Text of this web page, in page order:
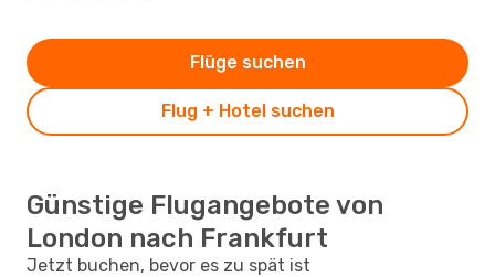
Flug + Hotel suchen
Flüge suchen
Günstige Flugangebote von
London nach Frankfurt
Jetzt buchen, bevor es zu spät ist